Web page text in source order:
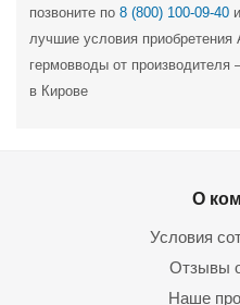
позвоните по 8 (800) 100-09-40
лучшие условия приобретения
гермовводы от
в Кирове
О
Условия
Отзывы
Наше